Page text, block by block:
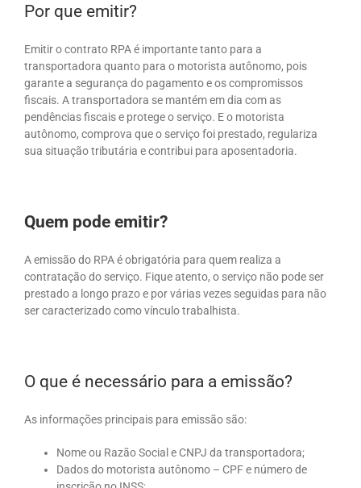
Por que emitir?
Emitir o contrato RPA é importante tanto para a
transportadora quanto para o motorista autônomo, pois
garante a segurança do pagamento e os compromissos
fiscais. A transportadora se mantém em dia com as
pendências fiscais e protege o serviço. E o motorista
autônomo, comprova que o serviço foi prestado, regulariza
sua situação tributária e contribui para aposentadoria.
Quem pode emitir?
A emissão do RPA é obrigatória para quem realiza a
contratação do serviço. Fique atento, o serviço não pode ser
prestado a longo prazo e por várias vezes seguidas para não
ser caracterizado como vínculo trabalhista.
O que é necessário para a emissão?
As informações principais para emissão são:
Nome ou Razão Social e CNPJ da transportadora;
Dados do motorista autônomo – CPF e número de